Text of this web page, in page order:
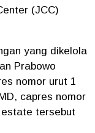
(JCC)
yang dikelola
Prabowo
nomor urut 1
capres nomor
estate tersebut